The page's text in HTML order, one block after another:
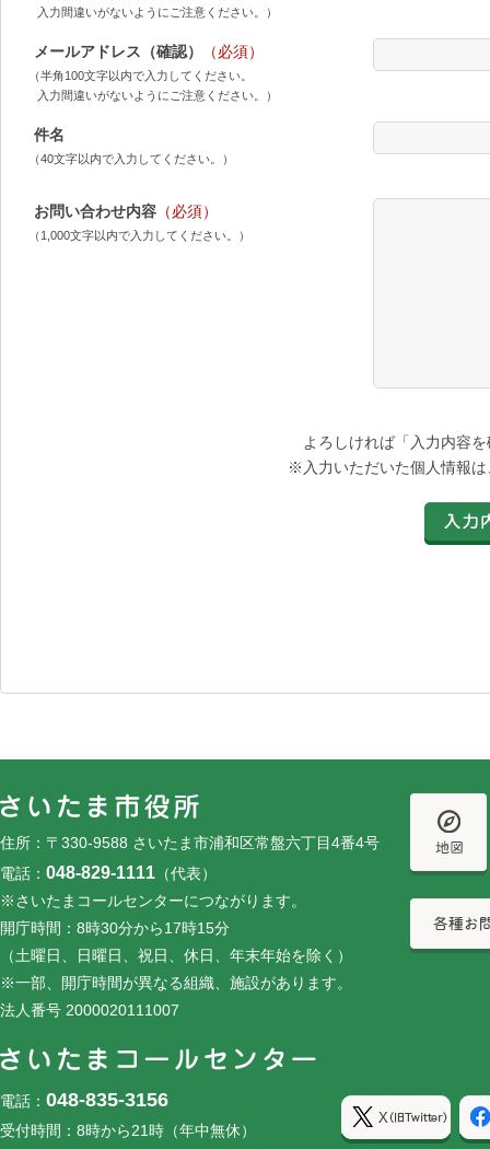
入力間違いがないようにご注意ください。）
メールアドレス（確認） （必須）
（半角100文字以内で入力してください。
入力間違いがないようにご注意ください。）
件名
（40文字以内で入力してください。）
お問い合わせ内容 （必須）
（1,000文字以内で入力してください。）
よろしければ「入力内容
※入力いただいた個人情報
住所：〒330-9588 さいたま市浦和区常盤六丁目4番4号
電話： 048-829-1111 （代表）
※さいたまコールセンターにつながります。
開庁時間：8時30分から17時15分
（土曜日、日曜日、祝日、休日、年末年始を除く）
※一部、開庁時間が異なる組織、施設があります。
法人番号 2000020111007
電話： 048-835-3156
受付時間：8時から21時（年中無休）